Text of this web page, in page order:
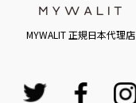
MYWALIT 正規日本代理店